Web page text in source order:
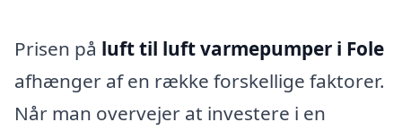
Prisen på luft til luft varmepumper i Fole
afhænger af en række forskellige faktorer.
Når man overvejer at investere i en